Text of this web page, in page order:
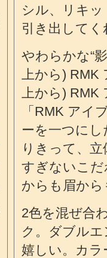
シル、リキ
引き出してく
やわらかな“
上から) RMK
上から) RMK
「RMK アイ
ーを一つに
りきって、
すぎないこ
からも眉か
2色を混ぜ合
ク。ダブル
嬉しい。カラ